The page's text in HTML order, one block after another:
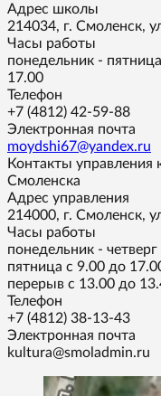
Адрес школы
214034, г. Смоленск,
Часы работы
понедельник -
17.00
Телефон
+7 (4812) 42-59-88
Электронная почта
moydshi67@yandex.ru
Контакты
Смоленска
Адрес управления
214000, г. Смоленск,
Часы работы
понедельник -
пятница с 9.00 до
перерыв с 13.00 до
Телефон
+7 (4812) 38-13-43
Электронная почта
kultura@smoladmin.ru